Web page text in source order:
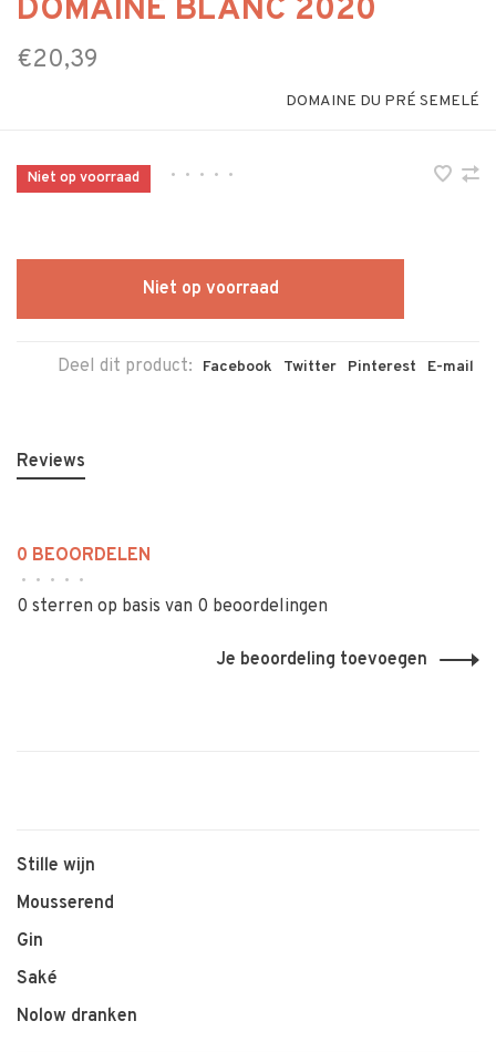
DOMAINE BLANC 2020
€20,39
DOMAINE DU PRÉ SEMELÉ
Niet op voorraad • • • • •
Niet op voorraad
Deel dit product: Facebook Twitter Pinterest E-mail
Reviews
0 BEOORDELEN
• • • • •
0 sterren op basis van 0 beoordelingen
Je beoordeling toevoegen
Stille wijn
Mousserend
Gin
Saké
Nolow dranken